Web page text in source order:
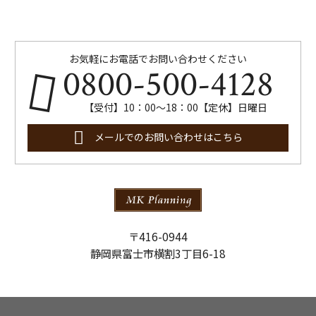
お気軽にお電話でお問い合わせください
0800-500-4128
【受付】10：00～18：00【定休】日曜日
メールでのお問い合わせはこちら
〒416-0944
静岡県富士市横割3丁目6-18